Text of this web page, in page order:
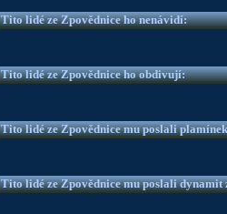
Tito lidé ze Zpovědnice ho nenávidí:
Tito lidé ze Zpovědnice ho obdivují:
Tito lidé ze Zpovědnice mu poslali
Tito lidé ze Zpovědnice mu poslali dynamit